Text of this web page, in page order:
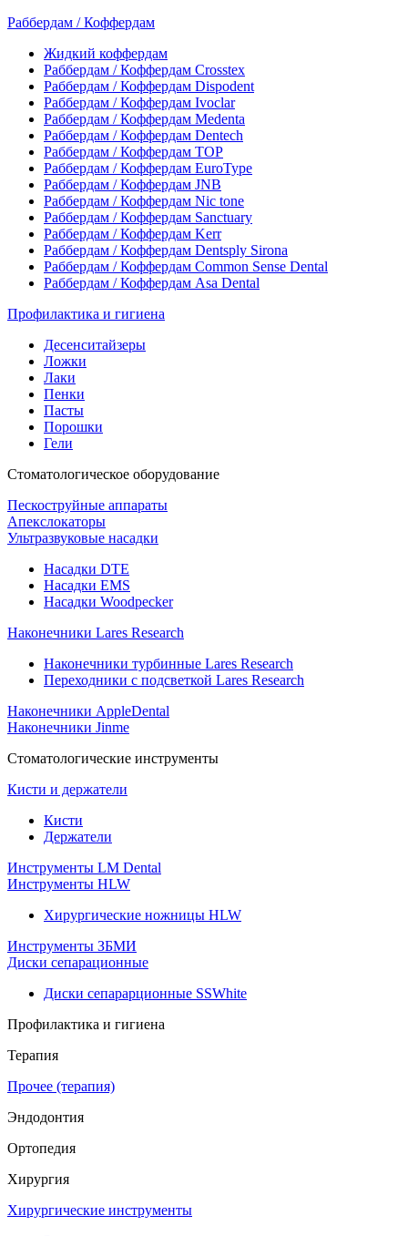
Раббердам / Коффердам
Жидкий коффердам
Раббердам / Коффердам Crosstex
Раббердам / Коффердам Dispodent
Раббердам / Коффердам Ivoclar
Раббердам / Коффердам Medenta
Раббердам / Коффердам Dentech
Раббердам / Коффердам ТОР
Раббердам / Коффердам EuroType
Раббердам / Коффердам JNB
Раббердам / Коффердам Nic tone
Раббердам / Коффердам Sanctuary
Раббердам / Коффердам Kerr
Раббердам / Коффердам Dentsply Sirona
Раббердам / Коффердам Common Sense Dental
Раббердам / Коффердам Asa Dental
Профилактика и гигиена
Десенситайзеры
Ложки
Лаки
Пенки
Пасты
Порошки
Гели
Стоматологическое оборудование
Пескоструйные аппараты
Апекслокаторы
Ультразвуковые насадки
Насадки DTE
Насадки EMS
Насадки Woodpecker
Наконечники Lares Research
Наконечники турбинные Lares Research
Переходники с подсветкой Lares Research
Наконечники AppleDental
Наконечники Jinme
Стоматологические инструменты
Кисти и держатели
Кисти
Держатели
Инструменты LM Dental
Инструменты HLW
Хирургические ножницы HLW
Инструменты ЗБМИ
Диски сепарационные
Диски сепарарционные SSWhite
Профилактика и гигиена
Терапия
Прочее (терапия)
Эндодонтия
Ортопедия
Хирургия
Хирургические инструменты